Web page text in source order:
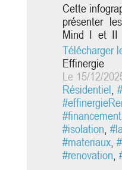
Cette
présenter
Mind I et II
financiers et
la
valeur
pour les
tout en
de réussite.
Télécharger
Effinergie
Le 15/12/
Résidentiel
#financement,
#isolation
#materiaux,
#renovation